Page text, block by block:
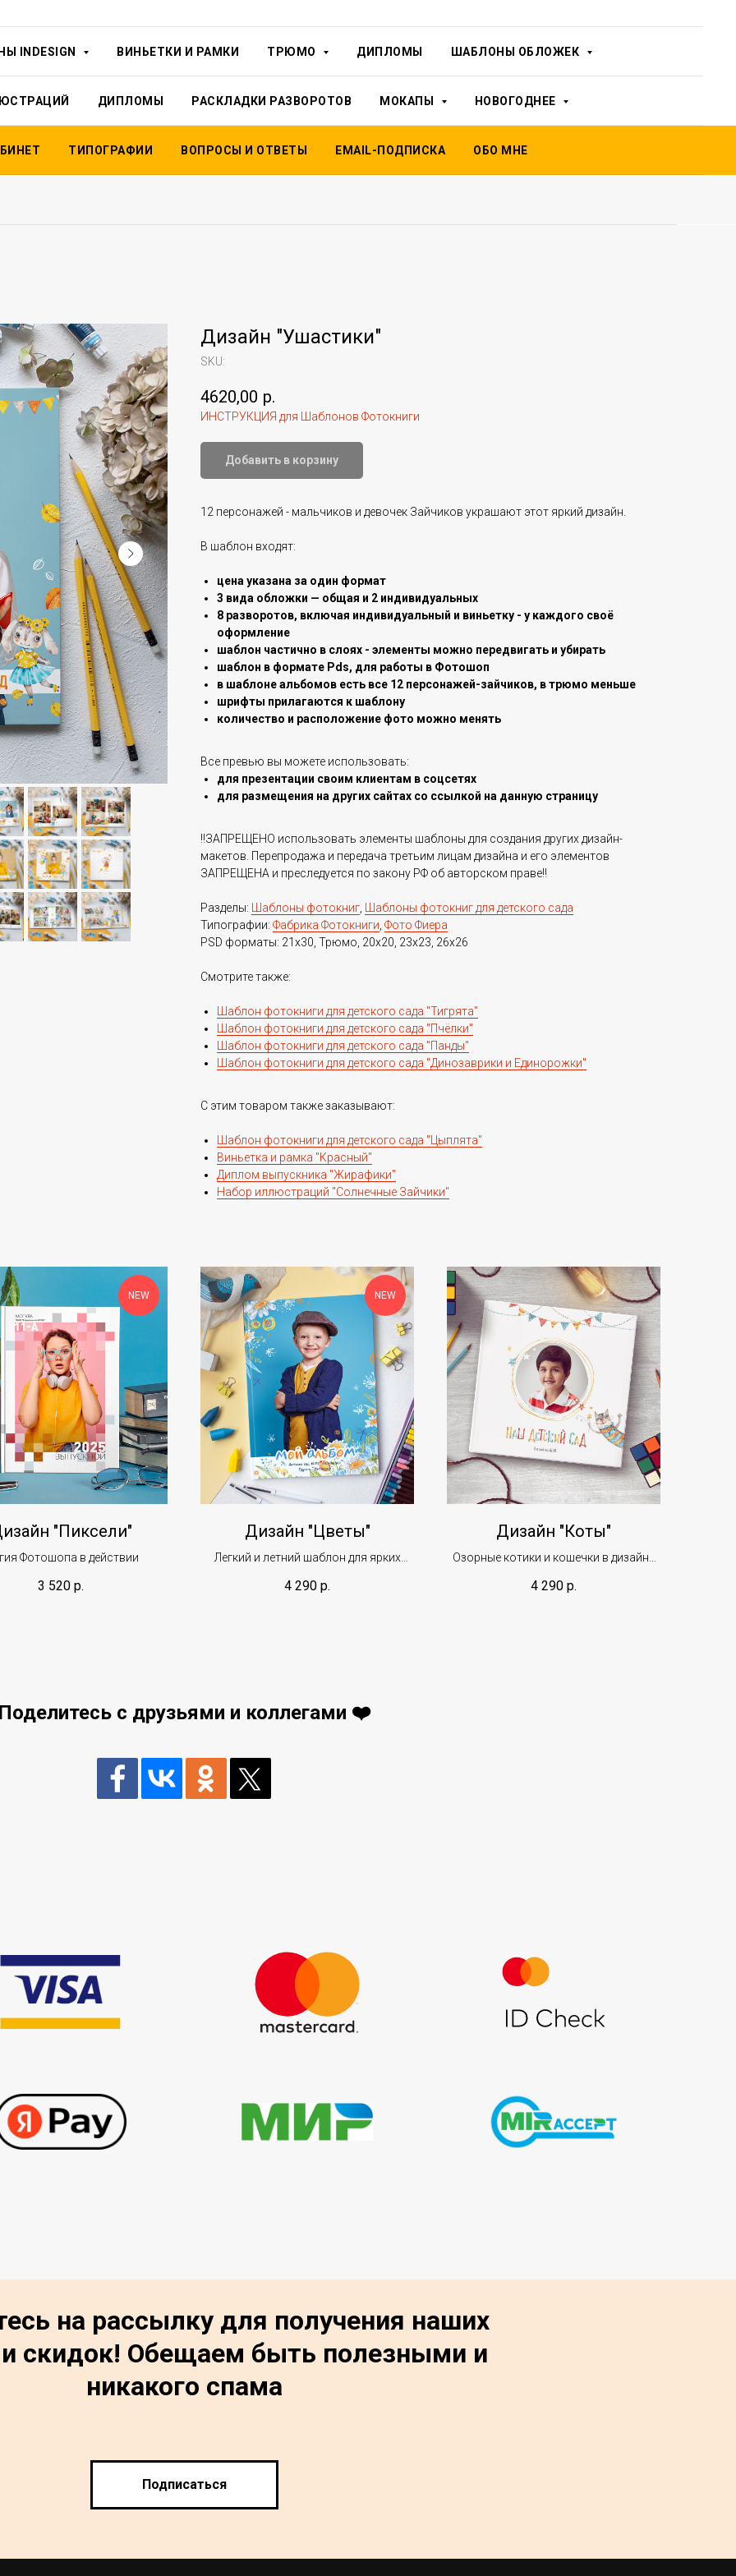
INDESIGN ВИНЬЕТКИ И РАМКИ ТРЮМО ДИПЛОМЫ ШАБЛОНЫ ОБЛОЖЕК
ДИПЛОМЫ РАСКЛАДКИ РАЗВОРОТОВ МОКАПЫ НОВОГОДНЕЕ
ТИПОГРАФИИ ВОПРОСЫ И ОТВЕТЫ EMAIL-ПОДПИСКА ОБО МНЕ
Дизайн "Ушастики"
SKU:
4620,00 р.
ИНСТРУКЦИЯ для Шаблонов Фотокниги
Добавить в корзину
12 персонажей - мальчиков и девочек Зайчиков украшают этот яркий дизайн.
В шаблон входят:
цена указана за один формат
3 вида обложки — общая и 2 индивидуальных
8 разворотов, включая индивидуальный и виньетку - у каждого своё
оформление
шаблон частично в слоях - элементы можно передвигать и убирать
шаблон в формате Pds, для работы в Фотошоп
в шаблоне альбомов есть все 12 персонажей-зайчиков, в трюмо меньше
шрифты прилагаются к шаблону
количество и расположение фото можно менять
Все превью вы можете использовать:
для презентации своим клиентам в соцсетях
для размещения на других сайтах со ссылкой на данную страницу
‼️ЗАПРЕЩЕНО использовать элементы шаблоны для создания других дизайн-
макетов. Перепродажа и передача третьим лицам дизайна и его элементов
ЗАПРЕЩЕНА и преследуется по закону РФ об авторском праве‼️
Разделы: Шаблоны фотокниг, Шаблоны фотокниг для детского сада
Типографии: Фабрика Фотокниги, Фото Фиера
PSD форматы: 21x30, Трюмо, 20x20, 23x23, 26x26
Смотрите также:
Шаблон фотокниги для детского сада "Тигрята"
Шаблон фотокниги для детского сада "Пчёлки"
Шаблон фотокниги для детского сада "Панды"
Шаблон фотокниги для детского сада "Динозаврики и Единорожки"
С этим товаром также заказывают:
Шаблон фотокниги для детского сада "Цыплята"
Виньетка и рамка "Красный"
Диплом выпускника "Жирафики"
Набор иллюстраций "Солнечные Зайчики"
NEW
"Пиксели"
Фотошопа в действии
3 520 р.
NEW
Дизайн "Цветы"
Легкий и летний шаблон для ярких
4 290 р.
Дизайн "Коты"
Озорные котики и кошечки в дизайне
4 290 р.
с друзьями и коллегами ❤️
на рассылку для получения наших
и скидок! Обещаем быть полезными и
никакого спама
Подписаться